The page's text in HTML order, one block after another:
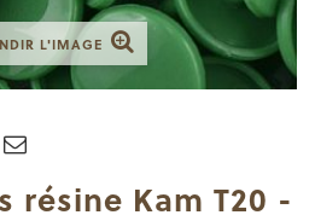
L'IMAGE
résine Kam T20 -